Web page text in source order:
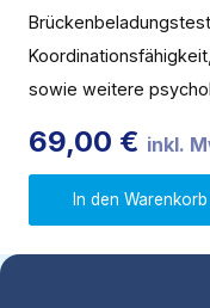
sowie weitere
69,00 € inkl.
In den Warenkorb